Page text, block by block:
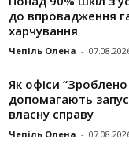
до впровадження
харчування
Чепіль Олена -
Як офіси “Зроблено
допомагають
власну справу
Чепіль Олена -